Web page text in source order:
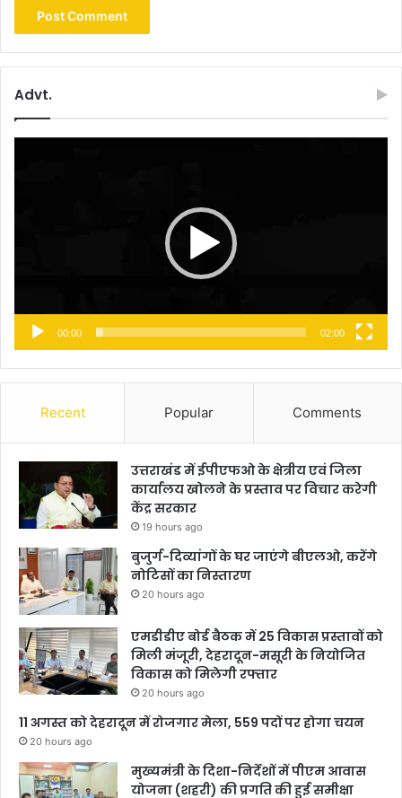
Advt.
00:00 02:00
Recent Popular Comments
उत्तराखंड में ईपीएफओ के क्षेत्रीय एवं जिला
कार्यालय खोलने के प्रस्ताव पर विचार करेगी
केंद्र सरकार
19 hours ago
बुजुर्ग-दिव्यांगों के घर जाएंगे बीएलओ, करेंगे
नोटिसों का निस्तारण
20 hours ago
एमडीडीए बोर्ड बैठक में 25 विकास प्रस्तावों को
मिली मंजूरी, देहरादून-मसूरी के नियोजित
विकास को मिलेगी रफ्तार
20 hours ago
11 अगस्त को देहरादून में रोजगार मेला, 559 पदों पर होगा चयन
20 hours ago
मुख्यमंत्री के दिशा-निर्देशों में पीएम आवास
योजना (शहरी) की प्रगति की हुई समीक्षा